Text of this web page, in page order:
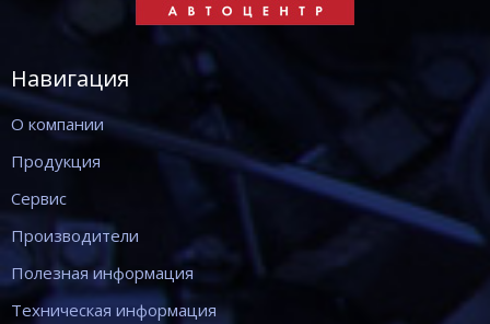
Навигация
О компании
Продукция
Сервис
Производители
Полезная информация
Техническая информация